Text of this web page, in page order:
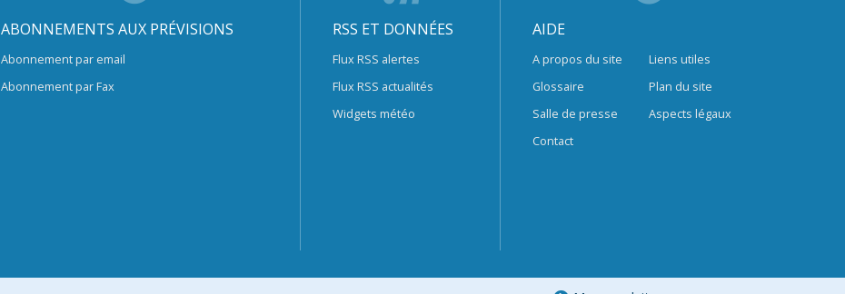
ABONNEMENTS AUX PRÉVISIONS
Abonnement par email
Abonnement par Fax
RSS ET DONNÉES
Flux RSS alertes
Flux RSS actualités
Widgets météo
AIDE
A propos du site
Glossaire
Salle de presse
Contact
Liens utiles
Plan du site
Aspects légaux